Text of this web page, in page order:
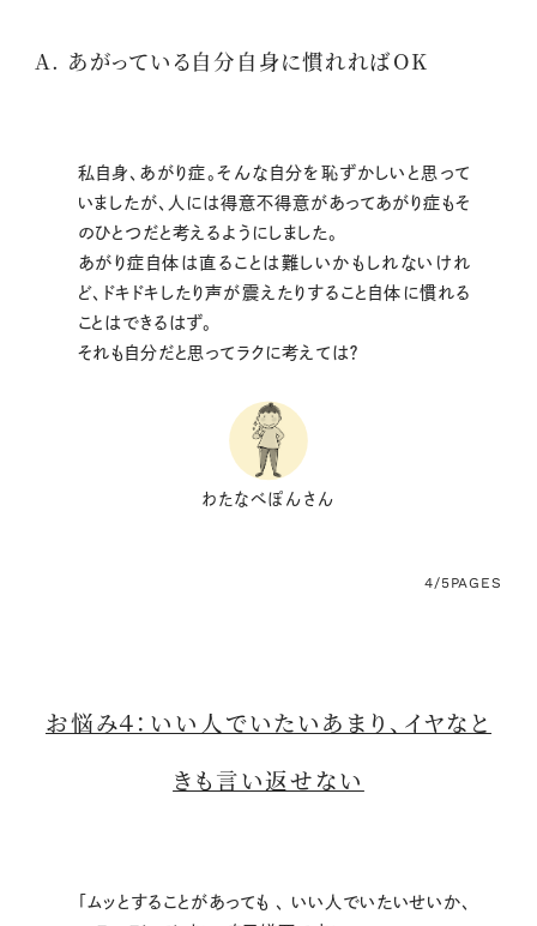
A. あがっている自分自身に慣れればOK
私自身、あがり症。そんな自分を恥ずかしいと思って
いましたが、人には得意不得意があってあがり症もそ
のひとつだと考えるようにしました。
あがり症自体は直ることは難しいかもしれないけれ
ど、ドキドキしたり声が震えたりすること自体に慣れる
ことはできるはず。
それも自分だと思ってラクに考えては？
わたなべぽんさん
4/5PAGES
お悩み４：いい人でいたいあまり、イヤなと
きも言い返せない
「ムッとすることがあっても 、 いい人でいたいせいか、